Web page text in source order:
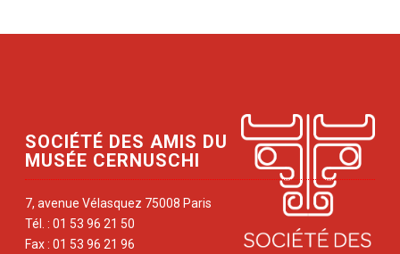
SOCIÉTÉ DES AMIS DU
MUSÉE CERNUSCHI
7, avenue Vélasquez 75008 Paris
Tél. : 01 53 96 21 50
Fax : 01 53 96 21 96